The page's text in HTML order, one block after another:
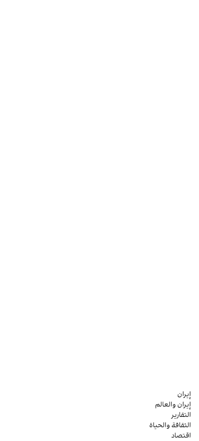
إيران
إيران والعالم
التقارير
الثقافة والحياة
اقتصاد